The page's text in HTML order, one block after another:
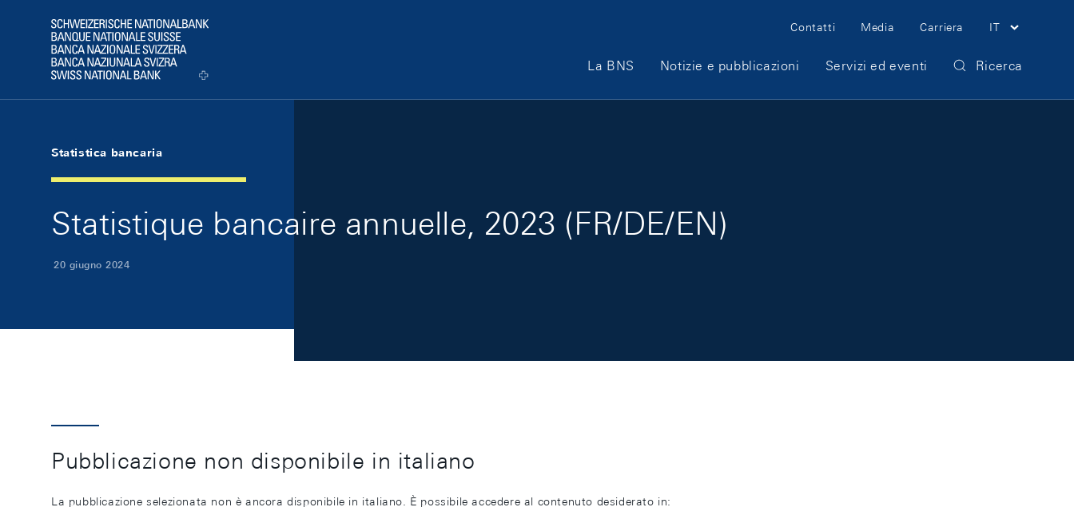
Logo
Meta Navigation
Contatti Media Carriera IT
Main Navigation
La BNS Notizie e pubblicazioni Servizi ed eventi Ricerca
Statistica bancaria
Statistique bancaire annuelle, 2023 (FR/DE/EN)
20 giugno 2024
Pubblicazione non disponibile in italiano
La pubblicazione selezionata non è ancora disponibile in italiano. È possibile accedere al contenuto desiderato in: